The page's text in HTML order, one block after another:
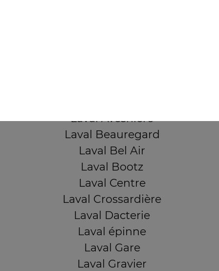
Laval Avesnière
Laval Beauregard
Laval Bel Air
Laval Bootz
Laval Centre
Laval Crossardière
Laval Dacterie
Laval épinne
Laval Gare
Laval Gravier